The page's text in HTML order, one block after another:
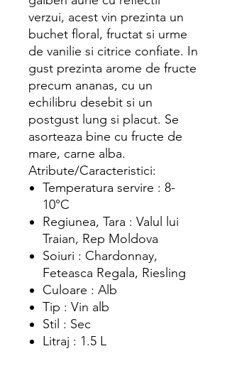
verzui, acest vin prezinta un
buchet floral, fructat si urme
de vanilie si citrice confiate. In
gust prezinta arome de fructe
precum ananas, cu un
echilibru desebit si un
postgust lung si placut. Se
asorteaza bine cu fructe de
mare, carne alba.
Atribute/Caracteristici:
Temperatura servire : 8-
10°C
Regiunea, Tara : Valul lui
Traian, Rep Moldova
Soiuri : Chardonnay,
Feteasca Regala, Riesling
Culoare : Alb
Tip : Vin alb
Stil : Sec
Litraj : 1.5 L